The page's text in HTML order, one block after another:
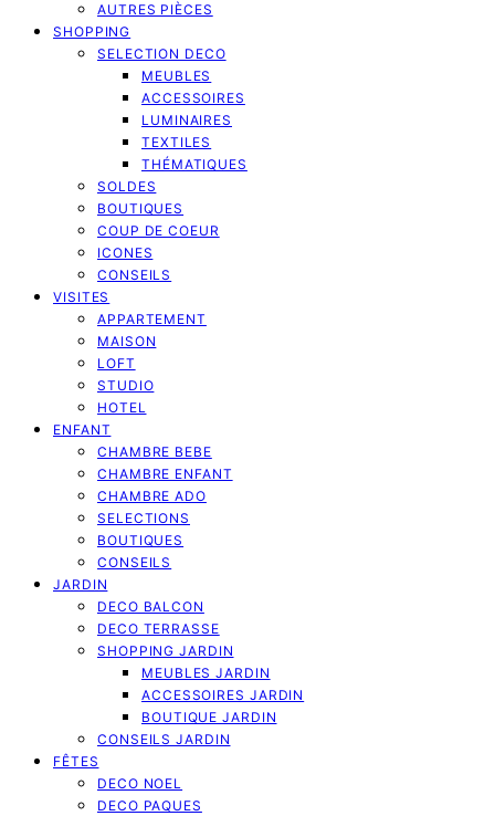
AUTRES PIÈCES
SHOPPING
SELECTION DECO
MEUBLES
ACCESSOIRES
LUMINAIRES
TEXTILES
THÉMATIQUES
SOLDES
BOUTIQUES
COUP DE COEUR
ICONES
CONSEILS
VISITES
APPARTEMENT
MAISON
LOFT
STUDIO
HOTEL
ENFANT
CHAMBRE BEBE
CHAMBRE ENFANT
CHAMBRE ADO
SELECTIONS
BOUTIQUES
CONSEILS
JARDIN
DECO BALCON
DECO TERRASSE
SHOPPING JARDIN
MEUBLES JARDIN
ACCESSOIRES JARDIN
BOUTIQUE JARDIN
CONSEILS JARDIN
FÊTES
DECO NOEL
DECO PAQUES